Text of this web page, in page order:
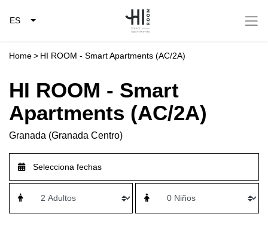
ES
Home> HI ROOM - Smart Apartments (AC/2A)
HI ROOM - Smart
Apartments (AC/2A)
Granada (Granada Centro)